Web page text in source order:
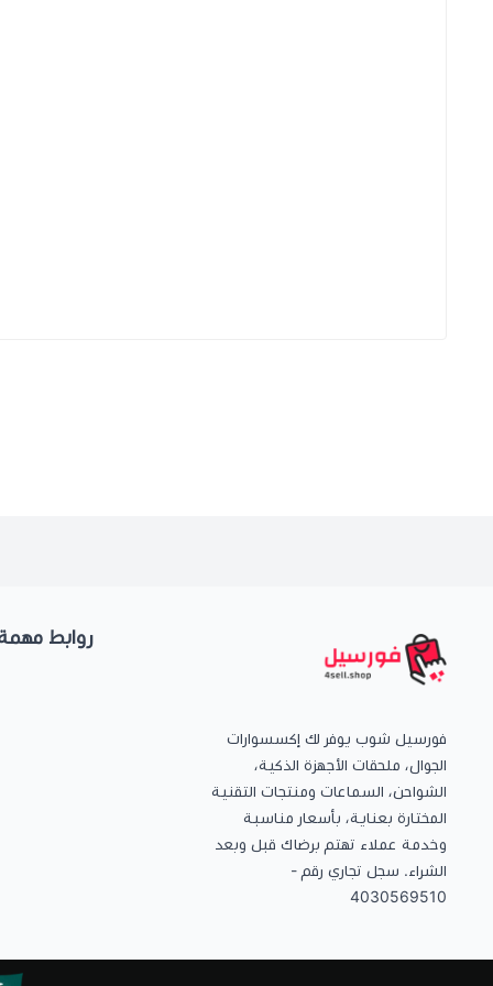
فورسيل شوب يوفر لك إكسسوارات
الجوال، ملحقات الأجهزة الذكية،
الشواحن، السماعات ومنتجات التقنية
المختارة بعناية، بأسعار مناسبة
وخدمة عملاء تهتم برضاك قبل وبعد
الشراء. سجل تجاري رقم -
4030569510
روابط